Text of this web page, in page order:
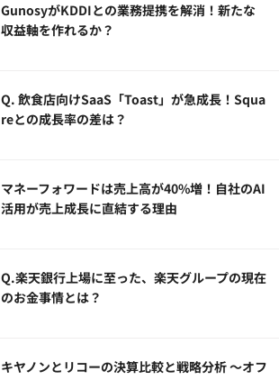
GunosyがKDDIとの業務提携を解消！新たな
収益軸を作れるか？
Q. 飲食店向けSaaS「Toast」が急成長！Squa
reとの成長率の差は？
マネーフォワードは売上高が40%増！自社のAI
活用が売上成長に直結する理由
Q.楽天銀行上場に至った、楽天グループの現在
のお金事情とは？
キヤノンとリコーの決算比較と戦略分析 ～オフ